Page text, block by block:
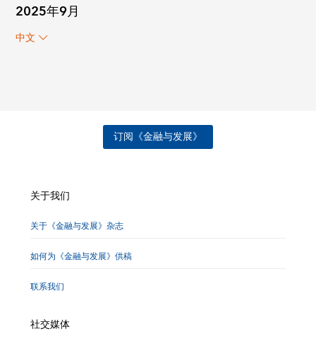
2025年9月
中文
订阅《金融与发展》
关于我们
关于《金融与发展》杂志
如何为《金融与发展》供稿
联系我们
社交媒体